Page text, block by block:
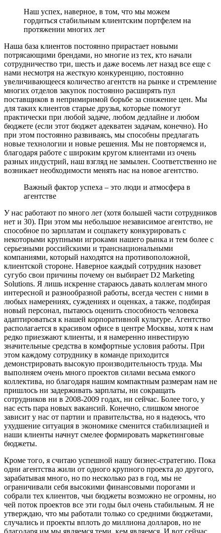
Наш успех, наверное, в том, что мы можем
гордиться стабильным клиентским портфелем на
протяжении многих лет
Наша база клиентов постоянно прирастает новыми
потрясающими брендами, но многие из тех, кто начали
сотрудничество три, шесть и даже восемь лет назад все еще с
нами несмотря на жесткую конкуренцию, постоянно
увеличивающееся количество агентств на рынке и стремление
многих отделов закупок постоянно расширять пул
поставщиков в непримиримой борьбе за снижение цен. Мы
для таких клиентов старые друзья, которые помогут
практически при любой задаче, любом дедлайне и любом
бюджете (если этот бюджет адекватен задачам, конечно). Но
при этом постоянно развиваясь, мы способны предлагать
новые технологии и новые решения. Мы не повторяемся и,
благодаря работе с широким кругом клиентами из очень
разных индустрий, наш взгляд не замылен. Соответственно не
возникает необходимости менять нас на новое агентство.
Важный фактор успеха – это люди и атмосфера в
агентстве
У нас работают по много лет (хотя большей части сотрудников
нет и 30). При этом мы небольшое независимое агентство, не
способное по зарплатам и соцпакету конкурировать с
некоторыми крупными игроками нашего рынка и тем более с
серьезными российскими и транснациональными
компаниями, который находятся на противоположной,
клиентской стороне. Наверное каждый сотрудник назовет
сугубо свои причины почему он выбирает D2 Marketing
Solutions. Я лишь искренне стараюсь давать коллегам много
интересной и разнообразной работы, всегда честен с ними в
любых намерениях, суждениях и оценках, а также, подбирая
новый персонал, пытаюсь оценить способность человека
адаптироваться к нашей корпоративной культуре. Агентство
располагается в красивом офисе в центре Москвы, хотя к нам
редко приезжают клиенты, и я намеренно инвестирую
значительные средства в комфортные условия работы. При
этом каждому сотруднику в команде приходится
демонстрировать высокую производительность труда. Мы
выполняем очень много проектов силами весьма емкого
коллектива, но благодаря нашим компактным размерам нам не
пришлось ни задерживать зарплаты, ни сокращать
сотрудников ни в 2008-2009 годах, ни сейчас. Более того, у
нас есть пара новых вакансий. Конечно, слишком многое
зависит у нас от партии и правительства, но я надеюсь, что
ухудшение ситуация в экономике сменится стабилизацией и
наши клиенты начнут смелее формировать маркетинговые
бюджеты.
Кроме того, я считаю успешной нашу бизнес-стратегию. Пока
одни агентства жили от одного крупного проекта до другого,
зарабатывая много, но по несколько раз в год, мы не
ограничивали себя высокими финансовыми порогами и
собрали тех клиентов, чьи бюджеты возможно не огромны, но
чей поток проектов все эти годы был очень стабильным. Я не
утверждаю, что мы работали только со средними бюджетами,
случались и проекты вплоть до миллиона долларов, но не
благодаря им мы являемся теми, кем являемся. И вот сейчас